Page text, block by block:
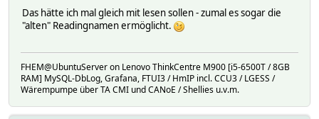
Das hätte ich mal gleich mit lesen sollen - zumal es sogar die
"alten" Readingnamen ermöglicht.
FHEM@UbuntuServer on Lenovo ThinkCentre M900 [i5-6500T / 8GB
RAM] MySQL-DbLog, Grafana, FTUI3 / HmIP incl. CCU3 / LGESS /
Wärempumpe über TA CMI und CANoE / Shellies u.v.m.